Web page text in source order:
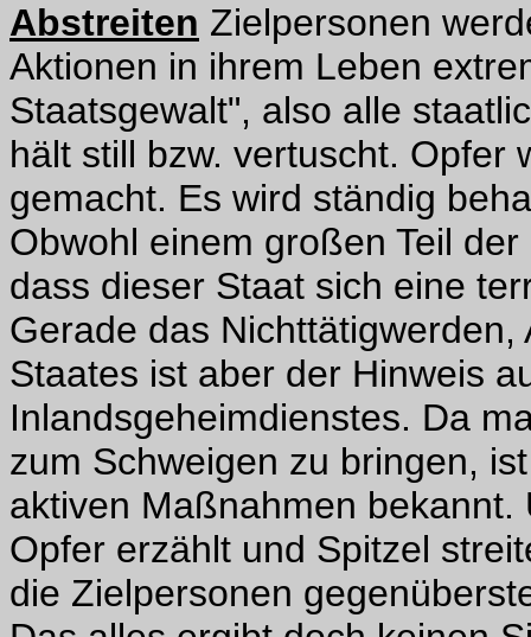
Abstreiten Zielpersonen
Aktionen in ihrem Leben
Staatsgewalt", also alle
hält still bzw. vertuscht. Opfer
gemacht. Es wird ständig
Obwohl einem großen Teil
dass dieser Staat sich eine
Gerade das
Staates ist aber der Hinweis
Inlandsgeheimdienstes. Da
zum Schweigen zu bringen,
aktiven Maßnahmen
Opfer erzählt und Spitzel
die Zielpersonen